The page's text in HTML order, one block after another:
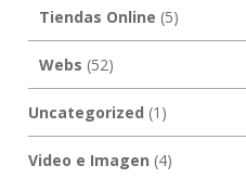
Tiendas Online (5)
Webs (52)
Uncategorized (1)
Video e Imagen (4)